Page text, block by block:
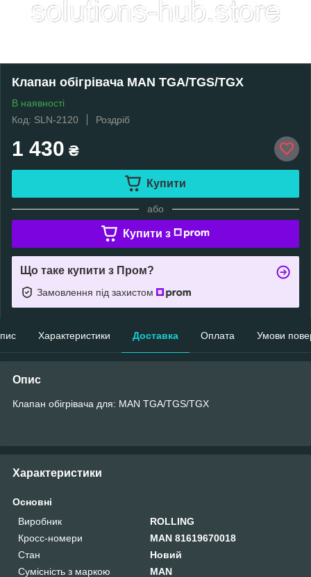
Клапан обігрівача MAN TGA/TGS/TGX
В наявності
Код: SLN-2120
Роздріб
1 430 ₴
Купити
або
Купити з
Що таке купити з Пром?
Замовлення під захистом
Характеристики Доставка Оплата Умови
Опис
Клапан обігрівача для: MAN TGA/TGS/TGX
Характеристики
Основні
Виробник
ROLLING
Кросс-номери
MAN 81619670018
Стан
Новий
Сумісність з маркою
MAN